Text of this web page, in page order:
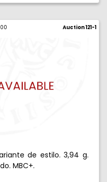
Auction 121-1
de estilo. 3,94 g.
MBC+.